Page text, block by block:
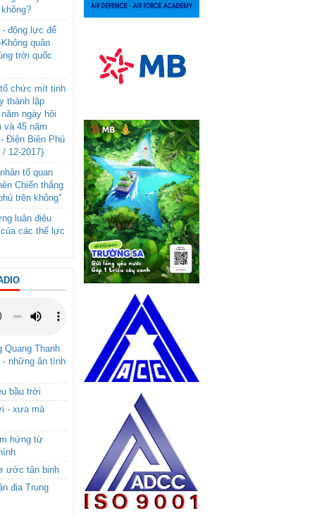
- động lực để
quân
trời quốc
chức mít tinh
thành lập
ngày hội
và 45 năm
Điện Biên Phủ
/ 12-2017)
tố quan
Chiến thắng
trên không"
luận điệu
các thế lực
Thanh
những ân tình
bầu trời
- xưa mà
hứng từ
ước tân binh
địa Trung